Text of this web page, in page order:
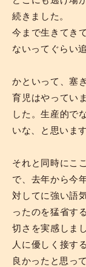
続きました。
今まで生きてき
ないってぐらい
かといって、塞
育児はやってい
した。生産的で
いな、と思います
それと同時にこ
で、去年から今
対してに強い語
ったのを猛省す
切さを実感しま
人に優しく接す
良かったと思っ